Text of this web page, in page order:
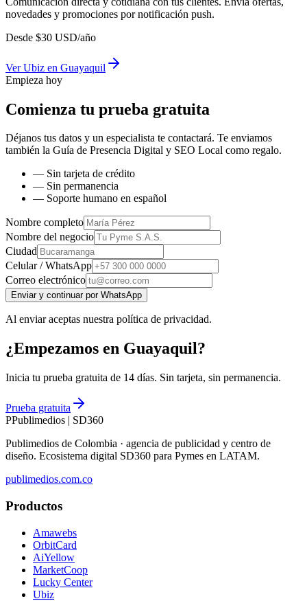
novedades y promociones por notificación push.
Desde $30 USD/año
VerUbiz en Guayaquil
Empieza hoy
Comienza tu prueba gratuita
Déjanos tus datos y un especialista te contactará. Te enviamos
también la Guía de Presencia Digital y SEO Local como regalo.
— Sin tarjeta de crédito
— Sin permanencia
— Soporte humano en español
Nombre completo
Nombre del negocio
Ciudad
Celular / WhatsApp
Correo electrónico
Enviar y continuar por WhatsApp
Al enviar aceptas nuestra política de privacidad.
¿Empezamos en Guayaquil?
Inicia tu prueba gratuita de 14 días. Sin tarjeta, sin permanencia.
Prueba gratuita
PPublimedios | SD360
Publimedios de Colombia · agencia de publicidad y centro de
diseño. Ecosistema digital SD360 para Pymes en LATAM.
publimedios.com.co
Productos
Amawebs
OrbitCard
AiYellow
MarketCoop
Lucky Center
Ubiz